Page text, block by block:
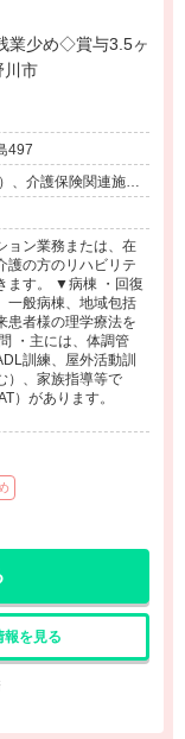
川市
497
、介護保険関連施設
ハ）
ョン業務または、在
護の方のリハビリテ
ます。 ▼病棟 ・回復
一般病棟、地域包括
患者様の理学療法を
・主には、体調管
訓練、屋外活動訓
）、家族指導等で
）があります。
報を見る